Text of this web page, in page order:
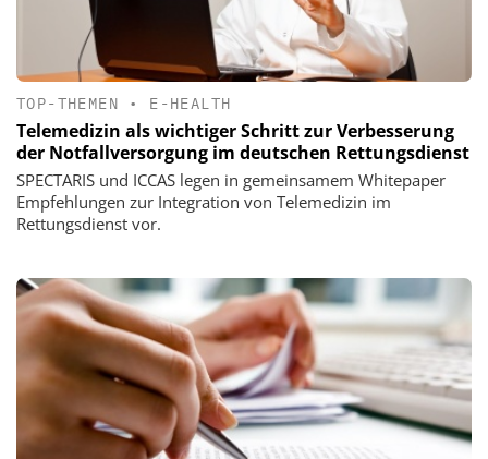
TOP-THEMEN • E-HEALTH
Telemedizin als wichtiger Schritt zur Verbesserung
der Notfallversorgung im deutschen Rettungsdienst
SPECTARIS und ICCAS legen in gemeinsamem Whitepaper
Empfehlungen zur Integration von Telemedizin im
Rettungsdienst vor.